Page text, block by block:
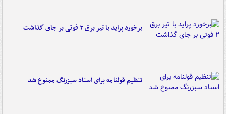
برخورد پراید با تیر برق ۲ فوتی بر جای گذاشت
تنظیم قولنامه برای اسناد سبزرنگ ممنوع شد